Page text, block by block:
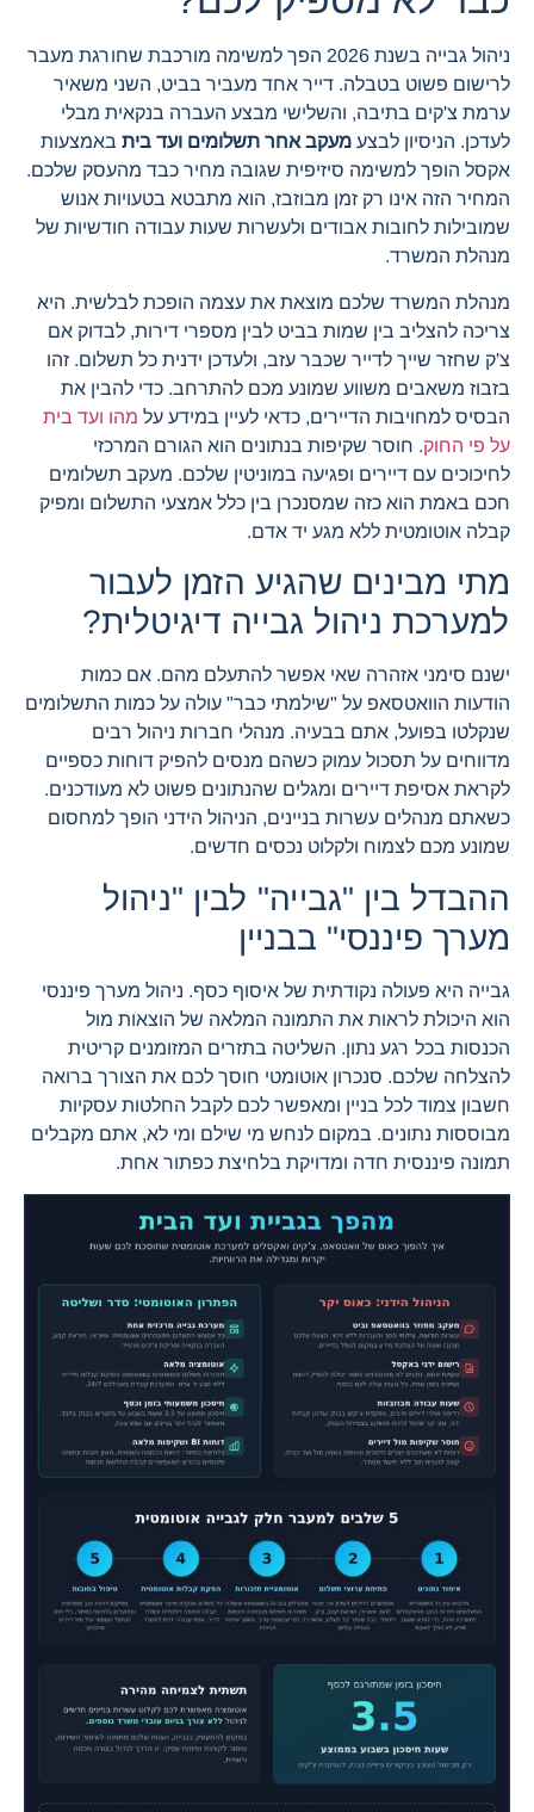
ניהול גבייה בשנת 2026 הפך למשימה מורכבת שחורגת מעבר
לרישום פשוט בטבלה. דייר אחד מעביר בביט, השני משאיר
ערמת צ'קים בתיבה, והשלישי מבצע העברה בנקאית מבלי
לעדכן. הניסיון לבצע מעקב אחר תשלומים ועד בית באמצעות
אקסל הופך למשימה סיזיפית שגובה מחיר כבד מהעסק שלכם.
המחיר הזה אינו רק זמן מבוזבז, הוא מתבטא בטעויות אנוש
שמובילות לחובות אבודים ולעשרות שעות עבודה חודשיות של
מנהלת המשרד.
מנהלת המשרד שלכם מוצאת את עצמה הופכת לבלשית. היא
צריכה להצליב בין שמות בביט לבין מספרי דירות, לבדוק אם
צ'ק שחזר שייך לדייר שכבר עזב, ולעדכן ידנית כל תשלום. זהו
בזבוז משאבים משווע שמונע מכם להתרחב. כדי להבין את
הבסיס למחויבות הדיירים, כדאי לעיין במידע על מהו ועד בית
על פי החוק. חוסר שקיפות בנתונים הוא הגורם המרכזי
לחיכוכים עם דיירים ופגיעה במוניטין שלכם. מעקב תשלומים
חכם באמת הוא כזה שמסנכרן בין כלל אמצעי התשלום ומפיק
קבלה אוטומטית ללא מגע יד אדם.
מתי מבינים שהגיע הזמן לעבור
למערכת ניהול גבייה דיגיטלית?
ישנם סימני אזהרה שאי אפשר להתעלם מהם. אם כמות
הודעות הוואטסאפ על "שילמתי כבר" עולה על כמות התשלומים
שנקלטו בפועל, אתם בבעיה. מנהלי חברות ניהול רבים
מדווחים על תסכול עמוק כשהם מנסים להפיק דוחות כספיים
לקראת אסיפת דיירים ומגלים שהנתונים פשוט לא מעודכנים.
כשאתם מנהלים עשרות בניינים, הניהול הידני הופך למחסום
שמונע מכם לצמוח ולקלוט נכסים חדשים.
ההבדל בין "גבייה" לבין "ניהול
מערך פיננסי" בבניין
גבייה היא פעולה נקודתית של איסוף כסף. ניהול מערך פיננסי
הוא היכולת לראות את התמונה המלאה של הוצאות מול
הכנסות בכל רגע נתון. השליטה בתזרים המזומנים קריטית
להצלחה שלכם. סנכרון אוטומטי חוסך לכם את הצורך ברואה
חשבון צמוד לכל בניין ומאפשר לכם לקבל החלטות עסקיות
מבוססות נתונים. במקום לנחש מי שילם ומי לא, אתם מקבלים
תמונה פיננסית חדה ומדויקת בלחיצת כפתור אחת.